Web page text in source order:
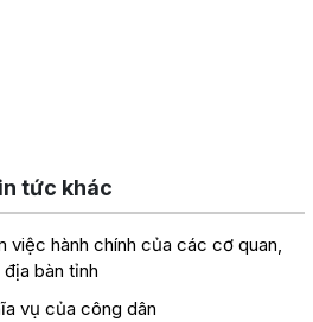
tức khác
việc hành chính của các cơ quan,
bàn tỉnh
vụ của công dân